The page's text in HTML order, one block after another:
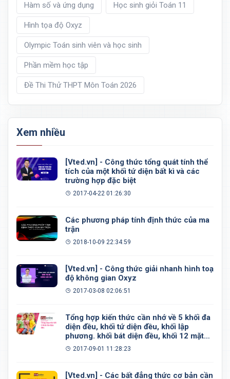
Hàm số và ứng dụng Học sinh giỏi Toán 11
Hình tọa độ Oxyz
Olympic Toán sinh viên và học sinh
Phần mềm học tập
Đề Thi Thử THPT Môn Toán 2026
Xem nhiều
[Vted.vn] - Công thức tổng quát tính thể
tích của một khối tứ diện bất kì và các
trường hợp đặc biệt
2017-04-22 01:26:30
Các phương pháp tính định thức của ma
trận
2018-10-09 22:34:59
[Vted.vn] - Công thức giải nhanh hình toạ
độ không gian Oxyz
2017-03-08 02:06:51
Tổng hợp kiến thức cần nhớ về 5 khối đa
diện đều, khối tứ diện đều, khối lập
phương. khối bát diện đều, khối 12 mặt
đều, khối 20 mặt đều
2017-09-01 11:28:23
[Vted.vn] - Các bất đẳng thức cơ bản cần